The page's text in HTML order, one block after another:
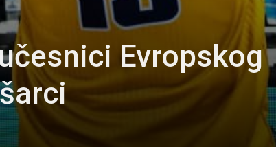
Evropskog